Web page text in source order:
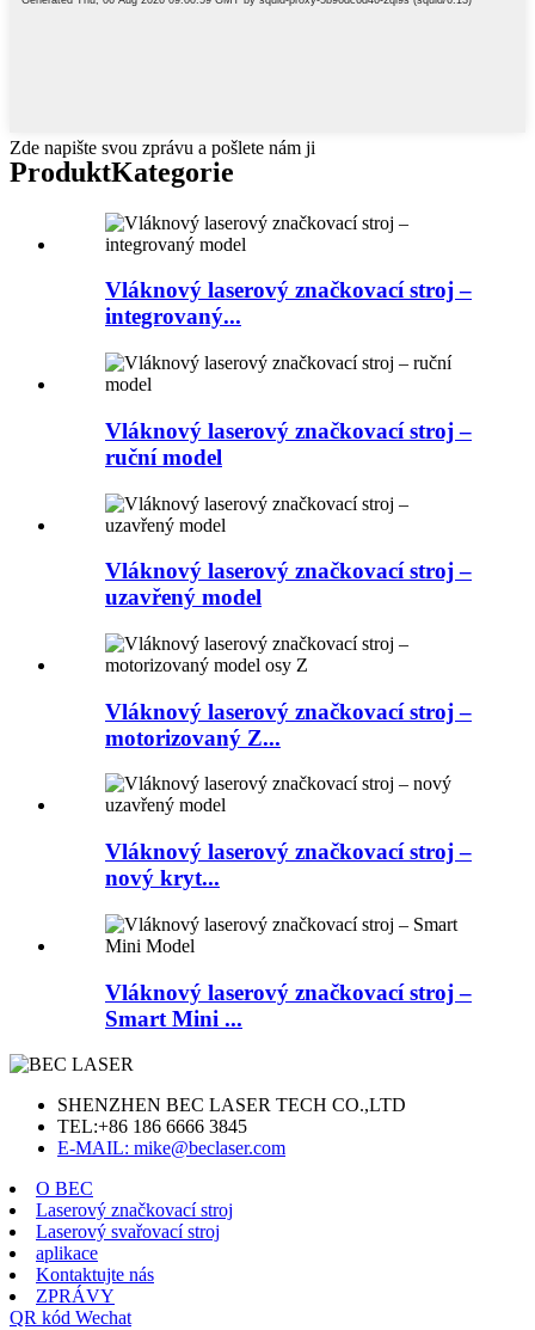
Zde napište svou zprávu a pošlete nám ji
ProduktKategorie
Vláknový laserový značkovací stroj –
integrovaný...
Vláknový laserový značkovací stroj –
ruční model
Vláknový laserový značkovací stroj –
uzavřený model
Vláknový laserový značkovací stroj –
motorizovaný Z...
Vláknový laserový značkovací stroj –
nový kryt...
Vláknový laserový značkovací stroj –
Smart Mini ...
SHENZHEN BEC LASER TECH CO.,LTD
TEL:+86 186 6666 3845
E-MAIL: mike@beclaser.com
O BEC
Laserový značkovací stroj
Laserový svařovací stroj
aplikace
Kontaktujte nás
ZPRÁVY
QR kód Wechat